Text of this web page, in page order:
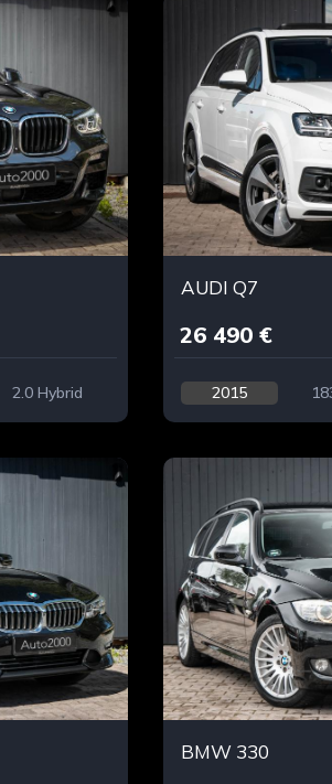
2.0 Hybrid
AUDI Q7
26 490 €
2015
BMW 330